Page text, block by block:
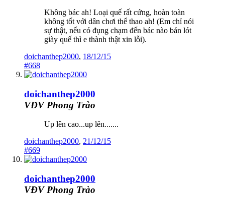
Không bác ah! Loại quế rất cứng, hoàn toàn
không tốt với dân chơi thể thao ah! (Em chỉ nói
sự thật, nếu có đụng chạm đến bác nào bán lót
giày quế thì e thành thật xin lỗi).
doichanthep2000, 18/12/15
#668
doichanthep2000
VĐV Phong Trào
Up lên cao...up lên.......
doichanthep2000, 21/12/15
#669
doichanthep2000
VĐV Phong Trào